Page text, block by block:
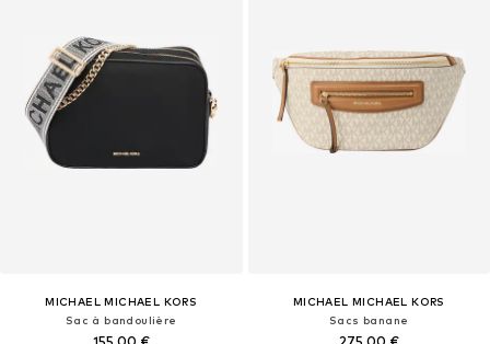
MICHAEL MICHAEL KORS
Sac à bandoulière
MICHAEL MICHAEL KORS
Sacs banane